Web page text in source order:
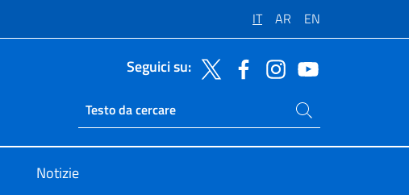
IT AR EN
Seguici su:
Ricerca sito live
Cerca nel sito
Notizie